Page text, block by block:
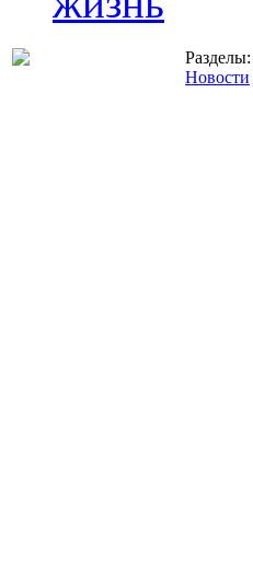
Разделы:
Новости